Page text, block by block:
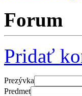
Forum
Pridať
Prezývka
Predmet